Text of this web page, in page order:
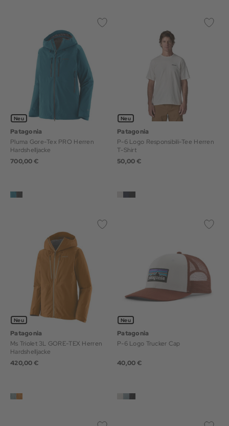
Neu
Patagonia
Pluma Gore-Tex PRO Herren
Hardshelljacke
700,00 €
Neu
Patagonia
P-6 Logo Responsibili-Tee Herren
T-Shirt
50,00 €
Neu
Patagonia
Ms Triolet 3L GORE-TEX Herren
Hardshelljacke
420,00 €
Neu
Patagonia
P-6 Logo Trucker Cap
40,00 €